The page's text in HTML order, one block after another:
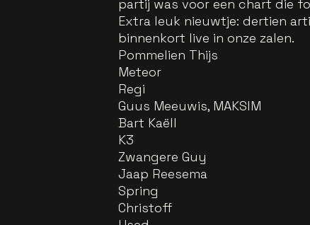
partij was voor een chart die
Extra leuk nieuwtje: dertien
binnenkort live in onze zalen.
Pommelien Thijs
Meteor
Regi
Guus Meeuwis, MAKSIM
Bart Kaëll
K3
Zwangere Guy
Jaap Reesema
Spring
Christoff